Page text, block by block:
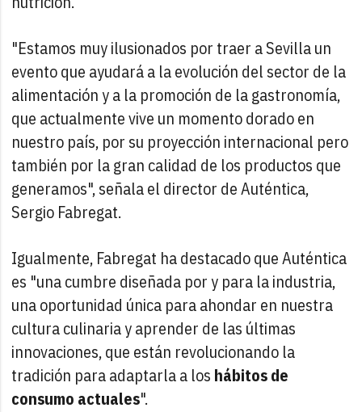
"Estamos muy ilusionados por traer a Sevilla un
evento que ayudará a la evolución del sector de la
alimentación y a la promoción de la gastronomía,
que actualmente vive un momento dorado en
nuestro país, por su proyección internacional pero
también por la gran calidad de los productos que
generamos", señala el director de Auténtica,
Sergio Fabregat.
Igualmente, Fabregat ha destacado que Auténtica
es "una cumbre diseñada por y para la industria,
una oportunidad única para ahondar en nuestra
cultura culinaria y aprender de las últimas
innovaciones, que están revolucionando la
tradición para adaptarla a los hábitos de
consumo actuales".